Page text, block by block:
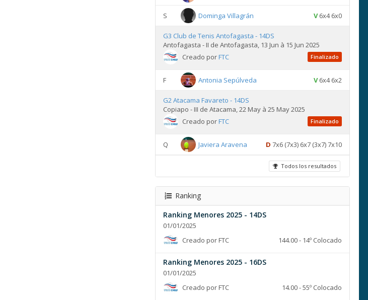
S Dominga Villagrán V6x4 6x0
G3 Club de Tenis Antofagasta - 14DS
Antofagasta - II de Antofagasta, 13 Jun à 15 Jun 2025
Creado porFTC Finalizado
F Antonia Sepúlveda V6x4 6x2
G2 Atacama Favareto - 14DS
Copiapo - III de Atacama, 22 May à 25 May 2025
Creado porFTC Finalizado
Q Javiera Aravena D 7x6 (7x3) 6x7 (3x7) 7x10
Todos los resultados
Ranking
Ranking Menores 2025 - 14DS
01/01/2025
Creado por FTC
144.00 - 14º Colocado
Ranking Menores 2025 - 16DS
01/01/2025
Creado por FTC
14.00 - 55º Colocado